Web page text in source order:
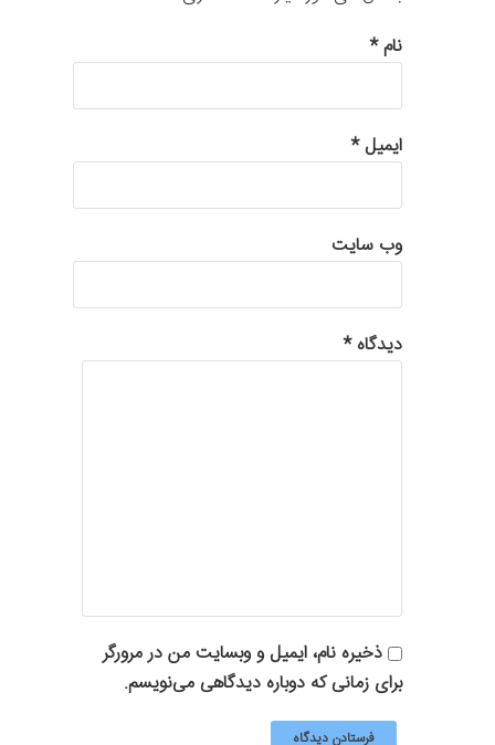
نام*
ایمیل*
وب‌ سایت
دیدگاه*
ذخیره نام، ایمیل و وبسایت من در مرورگر
برای زمانی که دوباره دیدگاهی می‌نویسم.